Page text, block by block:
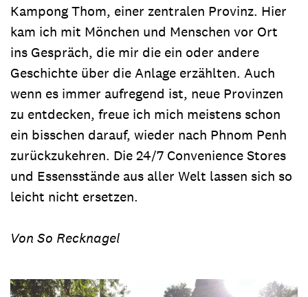
Kampong Thom, einer zentralen Provinz. Hier
kam ich mit Mönchen und Menschen vor Ort
ins Gespräch, die mir die ein oder andere
Geschichte über die Anlage erzählten. Auch
wenn es immer aufregend ist, neue Provinzen
zu entdecken, freue ich mich meistens schon
ein bisschen darauf, wieder nach Phnom Penh
zurückzukehren. Die 24/7 Convenience Stores
und Essensstände aus aller Welt lassen sich so
leicht nicht ersetzen.
Von So Recknagel